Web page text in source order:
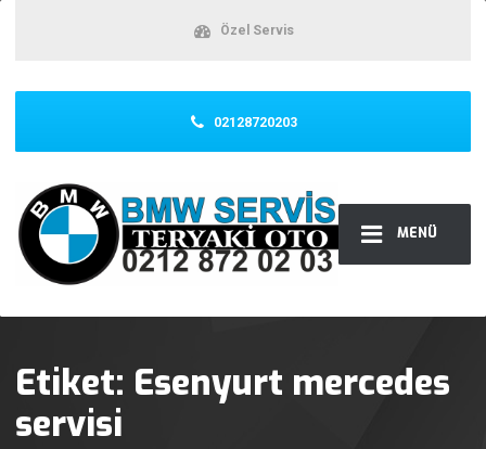
MENÜ
Özel Servis
02128720203
Etiket: Esenyurt mercedes
servisi